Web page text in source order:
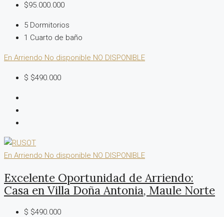
$95.000.000
5 Dormitorios
1 Cuarto de baño
En Arriendo No disponible NO DISPONIBLE
$ $490.000
En Arriendo No disponible NO DISPONIBLE
Excelente Oportunidad de Arriendo:
Casa en Villa Doña Antonia, Maule Norte
$ $490.000